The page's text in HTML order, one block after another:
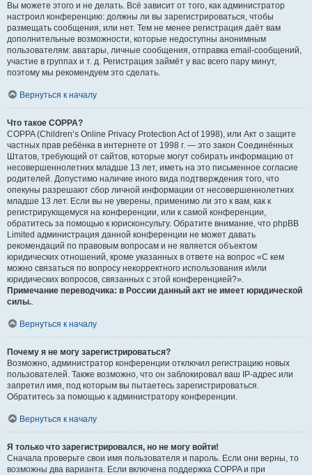
Вы можете этого и не делать. Всё зависит от того, как администратор
настроил конференцию: должны ли вы зарегистрироваться, чтобы
размещать сообщения, или нет. Тем не менее регистрация даёт вам
дополнительные возможности, которые недоступны анонимным
пользователям: аватары, личные сообщения, отправка email-сообщений,
участие в группах и т. д. Регистрация займёт у вас всего пару минут,
поэтому мы рекомендуем это сделать.
Вернуться к началу
Что такое COPPA?
COPPA (Children’s Online Privacy Protection Act of 1998), или Акт о защите
частных прав ребёнка в интернете от 1998 г. — это закон Соединённых
Штатов, требующий от сайтов, которые могут собирать информацию от
несовершеннолетних младше 13 лет, иметь на это письменное согласие
родителей. Допустимо наличие иного вида подтверждения того, что
опекуны разрешают сбор личной информации от несовершеннолетних
младше 13 лет. Если вы не уверены, применимо ли это к вам, как к
регистрирующемуся на конференции, или к самой конференции,
обратитесь за помощью к юрисконсульту. Обратите внимание, что phpBB
Limited администрация данной конференции не может давать
рекомендаций по правовым вопросам и не является объектом
юридических отношений, кроме указанных в ответе на вопрос «С кем
можно связаться по вопросу некорректного использования и/или
юридических вопросов, связанных с этой конференцией?».
Примечание переводчика: в России данный акт не имеет юридической
силы..
Вернуться к началу
Почему я не могу зарегистрироваться?
Возможно, администратор конференции отключил регистрацию новых
пользователей. Также возможно, что он заблокировал ваш IP-адрес или
запретил имя, под которым вы пытаетесь зарегистрироваться.
Обратитесь за помощью к администратору конференции.
Вернуться к началу
Я только что зарегистрировался, но не могу войти!
Сначала проверьте свои имя пользователя и пароль. Если они верны, то
возможны два варианта. Если включена поддержка COPPA и при